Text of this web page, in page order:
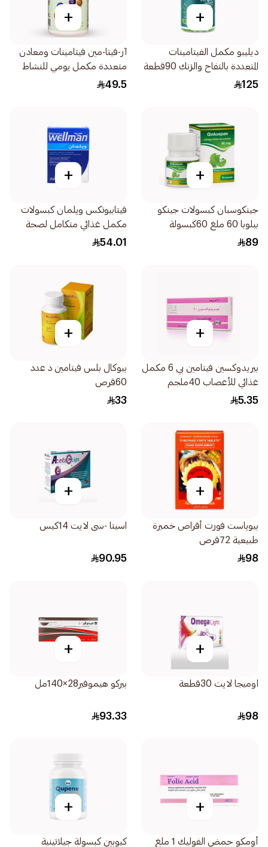
+
ديليبو مكمل الفيتامينات
المتعددة بالتفاح والزنك 90قطعة
125
+
آر-فيتا-مين فيتامينات ومعادن
متعددة مكمل يومي للنشاط
90اقراص
49.5
+
جينكوسبان كبسولات جينكو
بيلوبا 60 ملغ 60كبسولة
89
+
فيتابيوتكس ويلمان كبسولات
مكمل غذائي متكامل لصحة
الرجال 30قطعة
54.01
+
بيريدوكسين فيتامين بي 6 مكمل
غذائي للأعصاب 40ملجم
20اقراص
5.35
+
بيوكال بلس فيتامين د عدد
60قرص
33
+
بيوياست فورت أقراص خميرة
طبيعية 72قرص
98
+
اسيتا -سى لايت 14كيس
90.95
+
اوميجا لايت 30قطعة
98
+
بيركو هيموفير28×140مل
93.33
+
أومكو حمض الفوليك 1 ملغ
+
كيوبين كبسولة جيلاتينية